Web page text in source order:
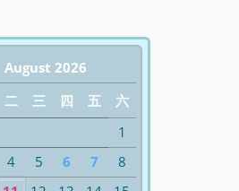
August 2026
二 三 四 五
六
1
4 5 6 7
8